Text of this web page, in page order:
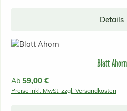
Details
Blatt Ahorn
Regulärer Preis:
Ab 59,00 €
Preise inkl. MwSt. zzgl. Versandkosten